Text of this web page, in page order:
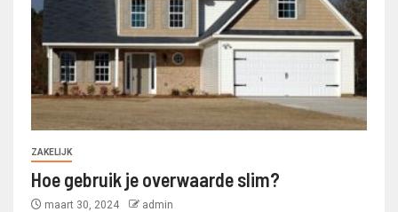
ZAKELIJK
Hoe gebruik je overwaarde slim?
maart 30, 2024 admin